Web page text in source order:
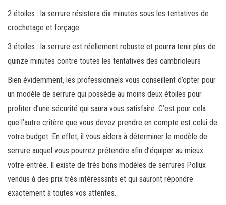
2 étoiles : la serrure résistera dix minutes sous les tentatives de
crochetage et forçage
3 étoiles : la serrure est réellement robuste et pourra tenir plus de
quinze minutes contre toutes les tentatives des cambrioleurs
Bien évidemment, les professionnels vous conseillent d’opter pour
un modèle de serrure qui possède au moins deux étoiles pour
profiter d’une sécurité qui saura vous satisfaire. C’est pour cela
que l’autre critère que vous devez prendre en compte est celui de
votre budget. En effet, il vous aidera à déterminer le modèle de
serrure auquel vous pourrez prétendre afin d’équiper au mieux
votre entrée. Il existe de très bons modèles de serrures Pollux
vendus à des prix très intéressants et qui sauront répondre
exactement à toutes vos attentes.